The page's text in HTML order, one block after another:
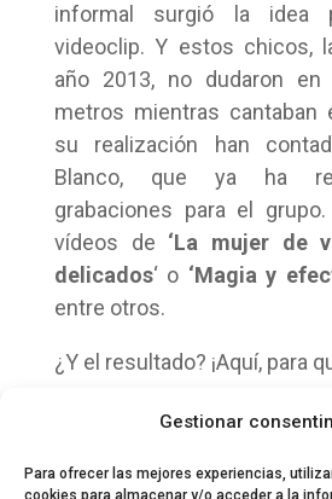
Gestionar
Para ofrecer las mejores experiencias,
cookies para almacenar y/o acceder a la
informal surgió la idea
videoclip. Y estos chicos,
año 2013, no dudaron
metros mientras cantaban
su realización han
Blanco, que ya ha
grabaciones para el
vídeos de ‘La mujer de
delicados‘ o ‘Magia y
entre otros.
¿Y el resultado? ¡Aquí, para
https://www.youtube.com/